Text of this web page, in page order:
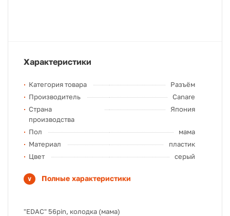
Характеристики
Категория товара
Разъём
Производитель
Canare
Страна
производства
Япония
Пол
мама
Материал
пластик
Цвет
серый
Полные характеристики
"EDAC" 56pin, колодка (мама)